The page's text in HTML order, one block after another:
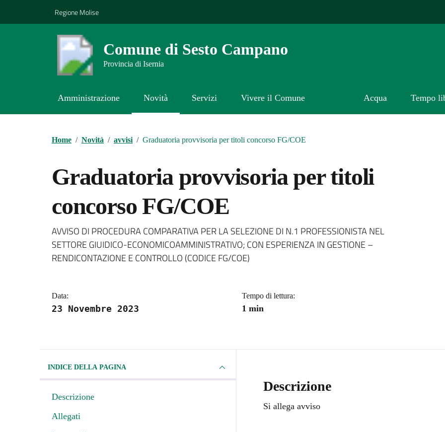
Regione Molise
Comune di Sesto Campano
Provincia di Isernia
Amministrazione Novità Servizi Vivere il Comune Acqua Tempo
Home / Novità / avvisi / Graduatoria provvisoria per titoli concorso FG/COE
Graduatoria provvisoria per titoli
concorso FG/COE
Dettagli della notizia
AVVISO DI PROCEDURA COMPARATIVA PER LA SELEZIONE DI N.1 PROFESSIONISTA NEL
SETTORE GIUIDICO-ECONOMICOAMMINISTRATIVO; CON ESPERIENZA IN GESTIONE –
RENDICONTAZIONE E CONTROLLO (CODICE FG/COE)
Data:
23 Novembre 2023
Tempo di lettura:
1 min
INDICE DELLA PAGINA
Descrizione
Allegati
Descrizione
Si allega avviso